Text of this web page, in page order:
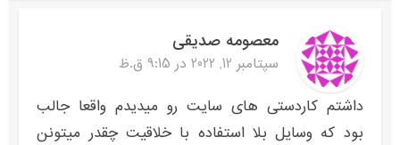
معصومه صدیقی
سپتامبر 12, 2022 در 9:15 ق.ظ
داشتم کاردستی های سایت رو میدیدم واقعا جالب
بود که وسایل بلا استفاده با خلاقیت چقدر میتونن